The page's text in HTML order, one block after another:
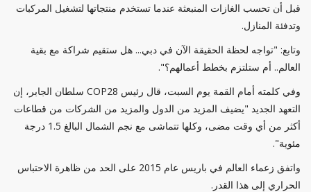
قبل أن تحسب الغازات المنبعثة عندما تستخدم منتجاتها لتشغيل المركبات
وتدفئة المنازل.
وتابع: "تواجه لحظة الحقيقة الآن في دبي... هل ستقيم شراكة مع بقية
العالم.. أم ستلتزم بخطط أعمالهم؟".
وفي كلمته أمام القمة يوم السبت، قال رئيس COP28 سلطان الجابر، إن
التعهد الجديد "يضيف المزيد من الدول والمزيد من الشركات من قطاعات
أكثر من أي وقت مضى، وكلها تتماشى مع نجم الشمال البالغ 1.5 درجة
مئوية".
واتفق زعماء العالم في باريس عام 2015 على الحد من ظاهرة الاحتباس
الحراري إلى هذا القدر.